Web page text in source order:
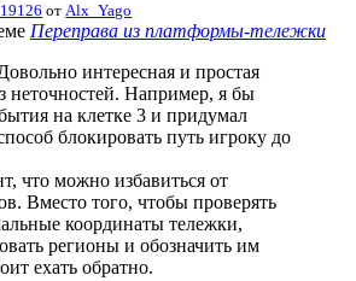
отAlx_Yago
Переправа из платформы-тележки
интересная и простая
неточностей. Например, я бы
на клетке 3 и придумал
блокировать путь игроку до
что можно избавиться от
Вместо того, чтобы проверять
координаты тележки,
регионы и обозначить им
ехать обратно.